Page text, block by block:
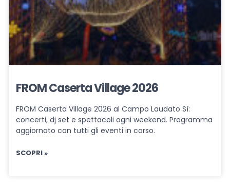
FROM Caserta Village 2026
FROM Caserta Village 2026 al Campo Laudato Sì:
concerti, dj set e spettacoli ogni weekend. Programma
aggiornato con tutti gli eventi in corso.
SCOPRI »